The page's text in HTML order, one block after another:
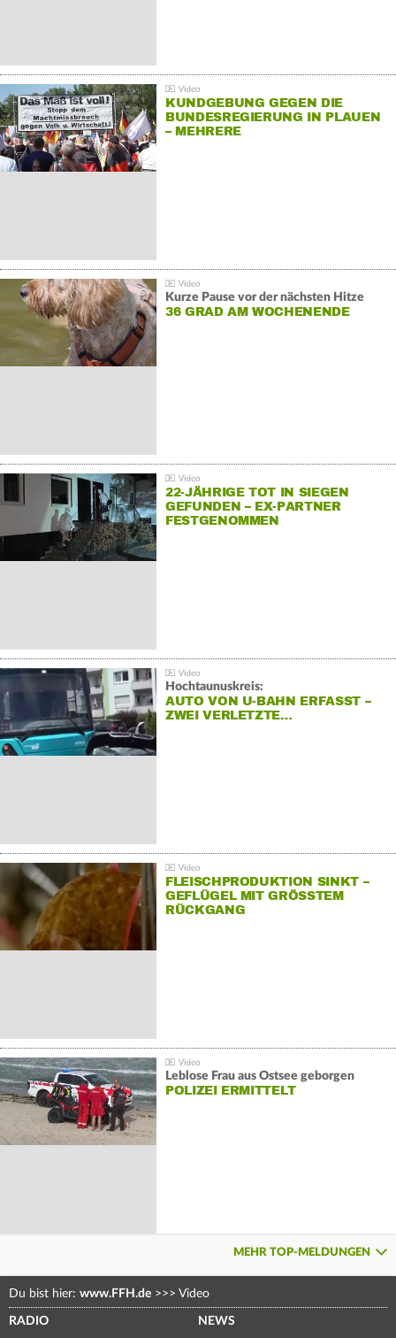
KUNDGEBUNG GEGEN DIE
BUNDESREGIERUNG IN PLAUEN
– MEHRERE
Kurze Pause vor der nächsten Hitze
36 GRAD AM WOCHENENDE
22-JÄHRIGE TOT IN SIEGEN
GEFUNDEN – EX-PARTNER
FESTGENOMMEN
Hochtaunuskreis:
AUTO VON U-BAHN ERFASST –
ZWEI VERLETZTE…
FLEISCHPRODUKTION SINKT –
GEFLÜGEL MIT GRÖSSTEM R
ÜCKGANG
Leblose Frau aus Ostsee geborgen
POLIZEI ERMITTELT
MEHR TOP-MELDUNGEN
Du bist hier: www.FFH.de >>> Video
RADIO NEWS